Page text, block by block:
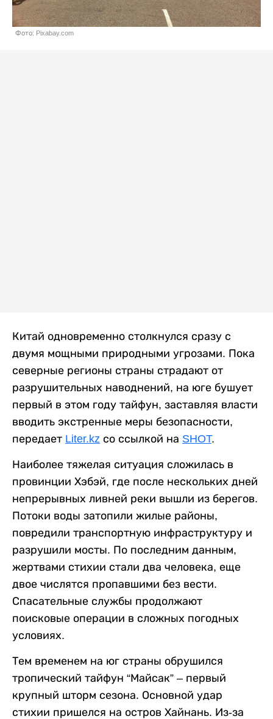
Фото: Pixabay.com
Китай одновременно столкнулся сразу с
двумя мощными природными угрозами. Пока
северные регионы страны страдают от
разрушительных наводнений, на юге бушует
первый в этом году тайфун, заставляя власти
вводить экстренные меры безопасности,
передает Liter.kz со ссылкой на SHOT.
Наиболее тяжелая ситуация сложилась в
провинции Хэбэй, где после нескольких дней
непрерывных ливней реки вышли из берегов.
Потоки воды затопили жилые районы,
повредили транспортную инфраструктуру и
разрушили мосты. По последним данным,
жертвами стихии стали два человека, еще
двое числятся пропавшими без вести.
Спасательные службы продолжают
поисковые операции в сложных погодных
условиях.
Тем временем на юг страны обрушился
тропический тайфун “Майсак” – первый
крупный шторм сезона. Основной удар
стихии пришелся на остров Хайнань. Из-за